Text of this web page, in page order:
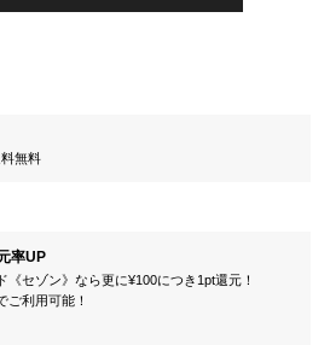
無料
率UP
セゾン》なら更に¥100につき1pt還元！
ご利用可能！